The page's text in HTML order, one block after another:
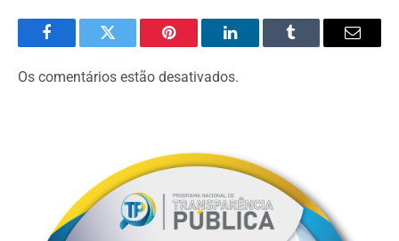
FacebookTwitter Pinterest O
LinkedIn
Tumblr
E-
Os comentários estão desativados.